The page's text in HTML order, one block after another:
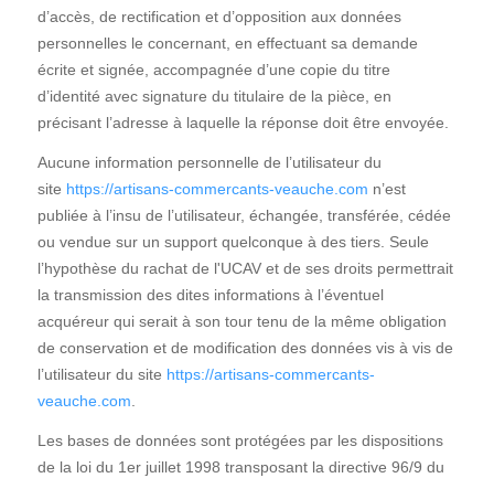
d’accès, de rectification et d’opposition aux données
personnelles le concernant, en effectuant sa demande
écrite et signée, accompagnée d’une copie du titre
d’identité avec signature du titulaire de la pièce, en
précisant l’adresse à laquelle la réponse doit être envoyée.
Aucune information personnelle de l’utilisateur du
site https://artisans-commercants-veauche.com n’est
publiée à l’insu de l’utilisateur, échangée, transférée, cédée
ou vendue sur un support quelconque à des tiers. Seule
l’hypothèse du rachat de l'UCAV et de ses droits permettrait
la transmission des dites informations à l’éventuel
acquéreur qui serait à son tour tenu de la même obligation
de conservation et de modification des données vis à vis de
l’utilisateur du site https://artisans-commercants-
veauche.com
Les bases de données sont protégées par les dispositions
de la loi du 1er juillet 1998 transposant la directive 96/9 du